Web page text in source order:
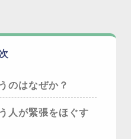
のはなぜか？
人が緊張をほぐす